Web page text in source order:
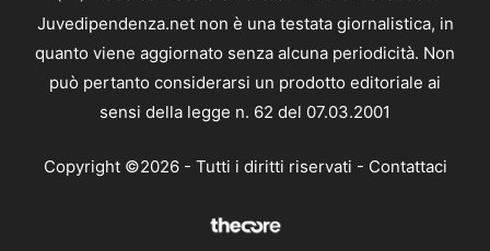
Juvedipendenza.net non è una testata giornalistica, in
quanto viene aggiornato senza alcuna periodicità. Non
può pertanto considerarsi un prodotto editoriale ai
sensi della legge n. 62 del 07.03.2001
Copyright ©2026 - Tutti i diritti riservati - Contattaci